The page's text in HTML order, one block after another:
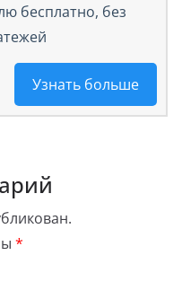
бесплатно, без
Узнать больше
*